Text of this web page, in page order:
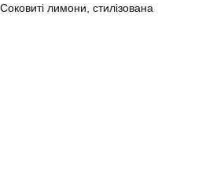
лимони, стилізована